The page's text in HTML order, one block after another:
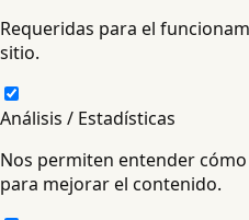
Requeridas para el
sitio.
Análisis / Estadísticas
Nos permiten entender
para mejorar el contenido.